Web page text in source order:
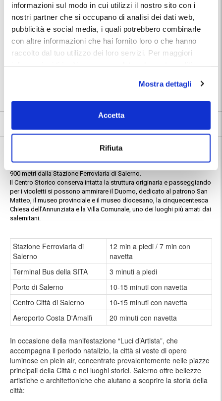
informazioni sul modo in cui utilizzi il nostro sito con i
nostri partner che si occupano di analisi dei dati web,
pubblicità e social media, i quali potrebbero combinarle
con altre informazioni che hai fornito loro o che hanno
raccolto dal tuo utilizzo dei loro servizi. Per maggiori
Mostra dettagli
Accetta
Rifiuta
Informazioni su Easy Parking Salerno
🅿️ Caratteristiche: multipass
🔧 Servizi aggiuntivi: autolavaggio
|Porto di Salerno|
della SITA, che collega Salerno con Amalfi, Ravello e Positano, e a circa
900 metri dalla Stazione Ferroviaria di Salerno.
Il Centro Storico conserva intatta la struttura originaria e passeggiando
per i vicoletti si possono ammirare il Duomo, dedicato al patrono San
Matteo, il museo provinciale e il museo diocesano, la cinquecentesca
Chiesa dell'Annunziata e la Villa Comunale, uno dei luoghi più amati dai
salernitani.
Stazione Ferroviaria di
Salerno
12 min a piedi / 7 min con
navetta
Terminal Bus della SITA
3 minuti a piedi
Porto di Salerno
10-15 minuti con navetta
Centro Città di Salerno
10-15 minuti con navetta
Aeroporto Costa D'Amalfi
20 minuti con navetta
In occasione della manifestazione “Luci d’Artista”, che
accompagna il periodo natalizio, la città si veste di opere
luminose en plein air, concentrate prevalentemente nelle piazze
principali della Città e nei luoghi storici. Salerno offre bellezze
artistiche e architettoniche che aiutano a scoprire la storia della
città: